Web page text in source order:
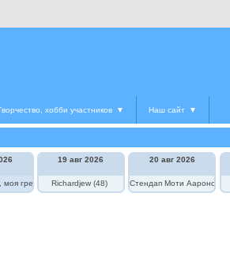
хобби участников ▼ Наш сайт ▼
моя греческая любовь"
19 авг 2026
Richardjew (48)
20 авг 2026
Стендап Моти Аароновича